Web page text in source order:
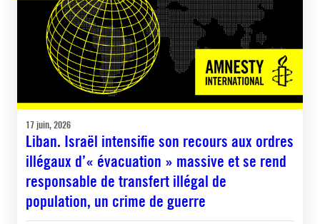
17 juin, 2026
Liban. Israël intensifie son recours aux ordres
illégaux d’« évacuation » massive et se rend
responsable de transfert illégal de
population, un crime de guerre